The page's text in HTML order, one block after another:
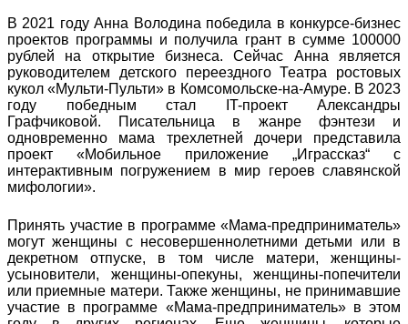
В 2021 году Анна Володина победила в конкурсе-бизнес
проектов программы и получила грант в сумме 100000
рублей на открытие бизнеса. Сейчас Анна является
руководителем детского переездного Театра ростовых
кукол «Мульти-Пульти» в Комсомольске-на-Амуре. В 2023
году победным стал IT-проект Александры
Графчиковой. Писательница в жанре фэнтези и
одновременно мама трехлетней дочери представила
проект «Мобильное приложение „Играссказ“ с
интерактивным погружением в мир героев славянской
мифологии».
Принять участие в программе «Мама-предприниматель»
могут женщины с несовершеннолетними детьми или в
декретном отпуске, в том числе матери, женщины-
усыновители, женщины-опекуны, женщины-попечители
или приемные матери. Также женщины, не принимавшие
участие в программе «Мама-предприниматель» в этом